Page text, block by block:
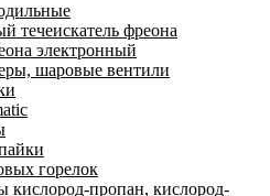
течеискатель фреона
электронный
шаровые вентили
горелок
кислород-пропан, кислород-